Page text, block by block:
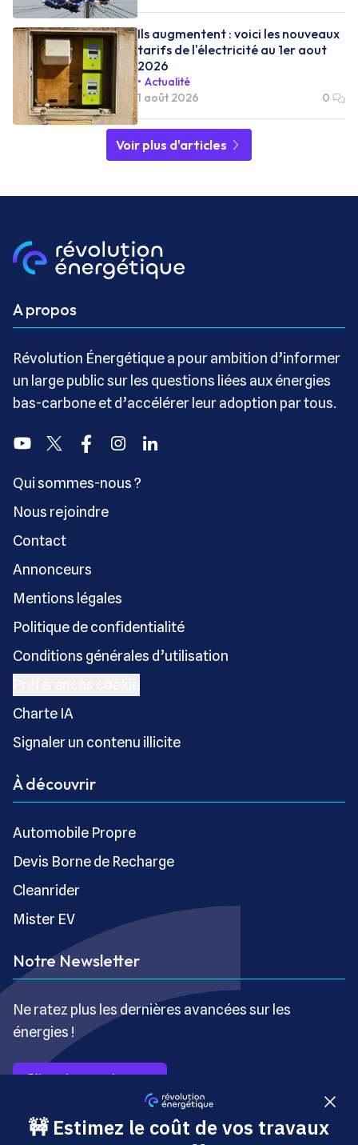
Ils augmentent : voici les nouveaux
tarifs de l'électricité au 1er aout
2026
Actualité
1 août 2026
0
Voir plus d'articles
A propos
Révolution Énergétique a pour ambition d’informer
un large public sur les questions liées aux énergies
bas-carbone et d’accélérer leur adoption par tous.
YoutubeTwitter FacebookInstagramLinkedin
Qui sommes-nous ?
Nous rejoindre
Contact
Annonceurs
Mentions légales
Politique de confidentialité
Conditions générales d’utilisation
Charte IA
Signaler un contenu illicite
À découvrir
Automobile Propre
Devis Borne de Recharge
Cleanrider
Mister EV
Notre Newsletter
Ne ratez plus les dernières avancées sur les
énergies !
S’inscrire gratuitement